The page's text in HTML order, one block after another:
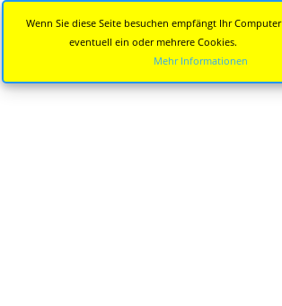
Wenn Sie diese Seite besuchen empfängt Ihr Computer
eventuell ein oder mehrere Cookies.
Mehr Informationen